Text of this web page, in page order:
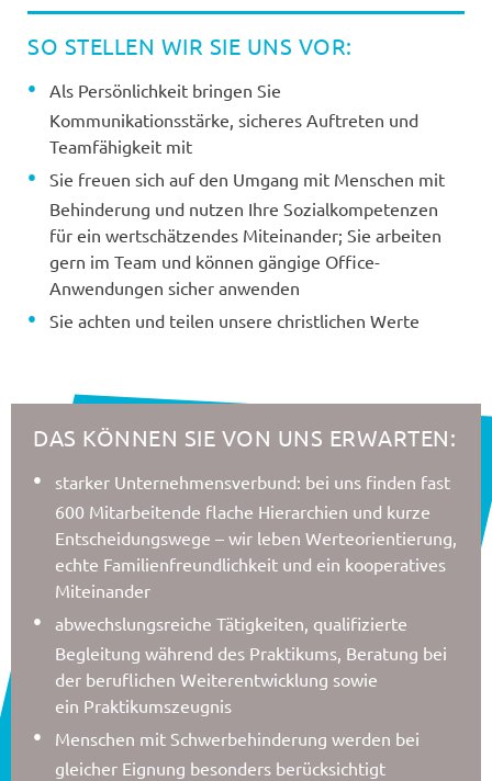
SO STELLEN WIR SIE UNS VOR:
Als Persönlichkeit bringen Sie
Kommunikationsstärke, sicheres Auftreten und
Teamfähigkeit mit
Sie freuen sich auf den Umgang mit Menschen mit
Behinderung und nutzen Ihre Sozialkompetenzen
für ein wertschätzendes Miteinander; Sie arbeiten
gern im Team und können gängige Office-
Anwendungen sicher anwenden
Sie achten und teilen unsere christlichen Werte
DAS KÖNNEN SIE VON UNS ERWARTEN:
starker Unternehmensverbund: bei uns finden fast
600 Mitarbeitende flache Hierarchien und kurze
Entscheidungswege – wir leben Werteorientierung,
echte Familienfreundlichkeit und ein kooperatives
Miteinander
abwechslungsreiche Tätigkeiten, qualifizierte
Begleitung während des Praktikums, Beratung bei
der beruflichen Weiterentwicklung sowie
ein Praktikumszeugnis
Menschen mit Schwerbehinderung werden bei
gleicher Eignung besonders berücksichtigt